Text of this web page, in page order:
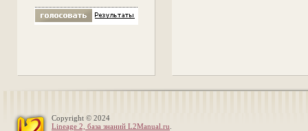
Copyright © 2024
Lineage 2, база знаний L2Manual.ru